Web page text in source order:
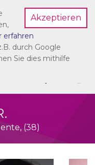
Account
(38)
Akzeptieren
erfahren
durch Google
Sie dies mithilfe